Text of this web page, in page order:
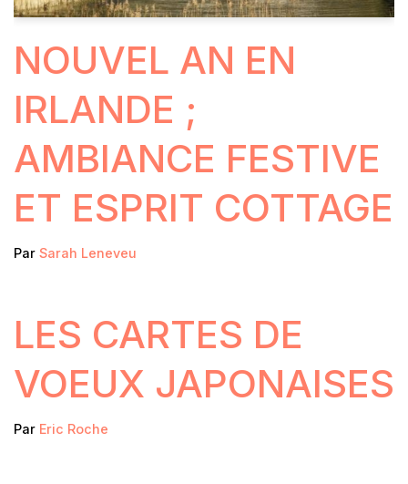
NOUVEL AN EN
IRLANDE ;
AMBIANCE FESTIVE
ET ESPRIT COTTAGE
Par Sarah Leneveu
LES CARTES DE
VOEUX JAPONAISES
Par Eric Roche